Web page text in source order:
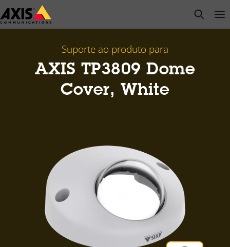
Pular
para
open
Suporte ao produto para
AXIS TP3809 Dome
Cover, White